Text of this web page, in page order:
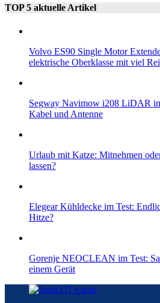
TOP 5 aktuelle Artikel
Volvo ES90 Single Motor
elektrische Oberklasse mit viel
Segway Navimow i208 LiDAR
Kabel und Antenne
Urlaub mit Katze: Mitnehmen
lassen?
Elegear Kühldecke im Test:
Hitze?
Gorenje NEOCLEAN im Test:
einem Gerät